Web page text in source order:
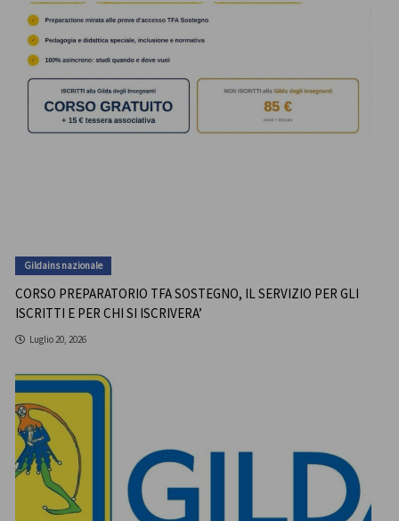
Gildains nazionale
CORSO PREPARATORIO TFA SOSTEGNO, IL SERVIZIO PER GLI
ISCRITTI E PER CHI SI ISCRIVERA’
Luglio 20, 2026